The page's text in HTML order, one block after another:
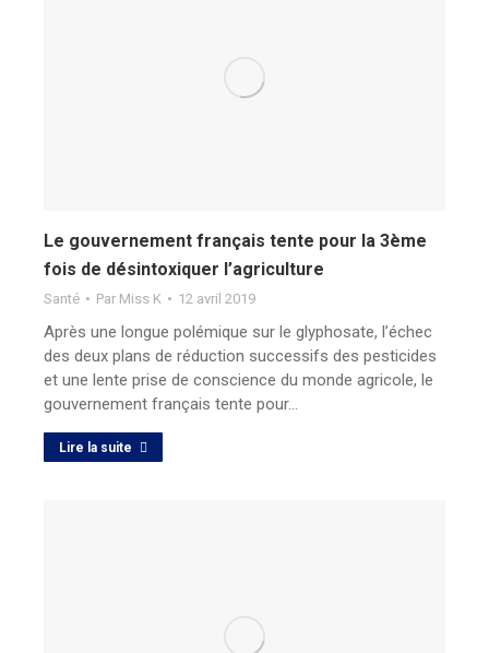
Le gouvernement français tente pour la 3ème
fois de désintoxiquer l’agriculture
Santé Par Miss K 12 avril 2019
Après une longue polémique sur le glyphosate, l’échec
des deux plans de réduction successifs des pesticides
et une lente prise de conscience du monde agricole, le
gouvernement français tente pour…
Lire la suite